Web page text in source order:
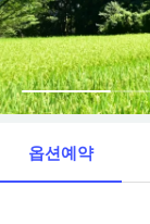
옵션예약